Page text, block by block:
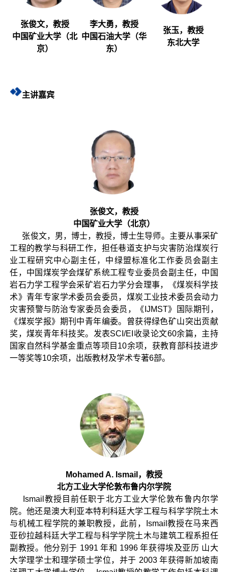
张俊文，教授
中国矿业大学（北
京）
李大勇，教授
中国石油大学（华
东）
张玉，教授
东北大学
主讲嘉宾
张俊文，教授
中国矿业大学（北京）
张俊文，男，博士，教授，博士生导师。主要从事采矿
工程的教学与科研工作，担任巷道支护与灾害防治煤炭行
业工程研究中心副主任，中绿盟标准化工作委员会副主
任，中国煤炭学会煤矿系统工程专业委员会副主任，中国
岩石力学工程学会采矿岩石力学分会理事，《煤炭科学技
术》青年专家学术委员会委员，煤炭工业技术委员会动力
灾害预警与防治专家委员会委员，《IJMST》国际期刊，
《煤炭学报》期刊中青年编委。曾获得绿色矿山突出贡献
奖，煤炭青年科技奖。发表SCI/EI收录论文60余篇，主持
国家自然科学基金重点等项目10余项，获教育部科技进步
一等奖等10余项，出版教材及学术专著6部。
Mohamed A. Ismail，教授
北方工业大学伦敦布鲁内尔学院
Ismail教授目前任职于北方工业大学伦敦布鲁内尔学
院。他还是澳大利亚本特利科廷大学工程与科学学院土木
与机械工程学院的兼职教授，此前，Ismail教授在马来西
亚砂拉越科廷大学工程与科学学院土木与建筑工程系担任
副教授。他分别于 1991 年和 1996 年获得埃及亚历 山大
大学理学士和理学硕士学位，并于 2003 年获得新加坡南